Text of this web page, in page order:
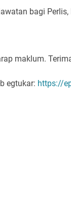
bagi
maklum.
egtukar: https://